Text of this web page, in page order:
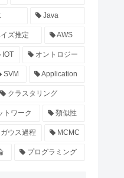
Java
ズ推定 AWS
IOT オントロジー
SVM Application
クラスタリング
トワーク 類似性
ガウス過程 MCMC
プログラミング